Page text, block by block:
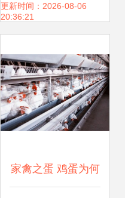
健康增重
更新时间：2026-08-06
20:36:21
家禽之蛋 鸡蛋为何